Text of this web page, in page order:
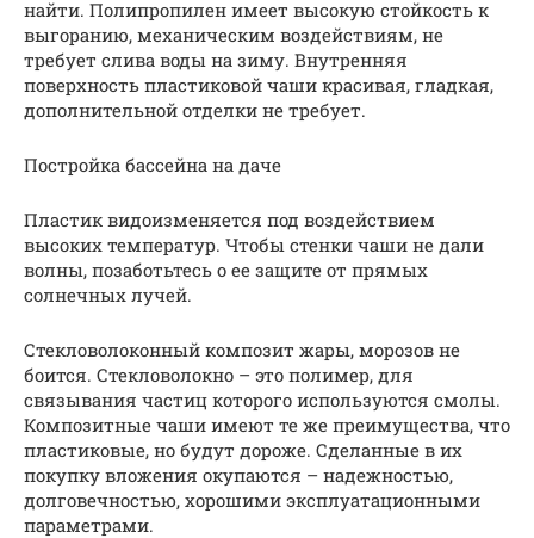
найти. Полипропилен имеет высокую стойкость к
выгоранию, механическим воздействиям, не
требует слива воды на зиму. Внутренняя
поверхность пластиковой чаши красивая, гладкая,
дополнительной отделки не требует.
Постройка бассейна на даче
Пластик видоизменяется под воздействием
высоких температур. Чтобы стенки чаши не дали
волны, позаботьтесь о ее защите от прямых
солнечных лучей.
Стекловолоконный композит жары, морозов не
боится. Стекловолокно – это полимер, для
связывания частиц которого используются смолы.
Композитные чаши имеют те же преимущества, что
пластиковые, но будут дороже. Сделанные в их
покупку вложения окупаются – надежностью,
долговечностью, хорошими эксплуатационными
параметрами.